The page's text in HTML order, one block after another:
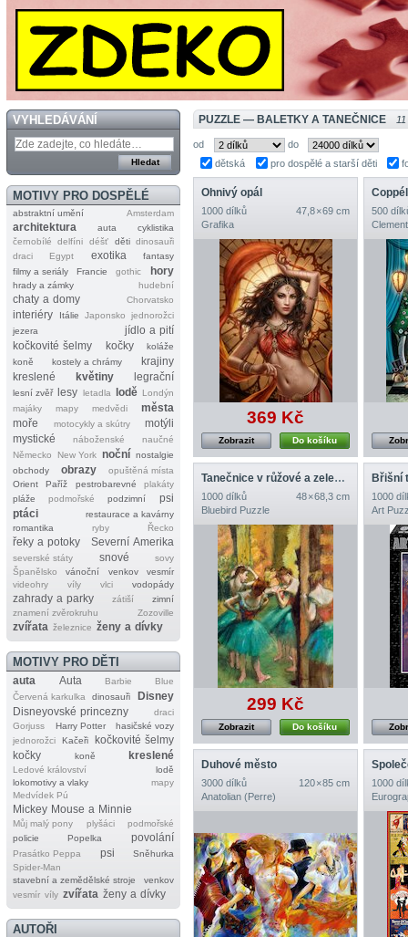
VYHLEDÁVÁNÍ
MOTIVY PRO DOSPĚLÉ
abstraktní umění Amsterdam
architektura auta
cyklistika
černobílé
delfíni déšť děti dinosauři
draci
Egypt exotika
fantasy
filmy a seriály
Francie gothic hory
hrady a zámky hudební
chaty a domy Chorvatsko
interiéry Itálie Japonsko
jednorožci
jezera
jídlo a pití
kočkovité šelmy
kočky
koláže
koně
kostely a chrámy
krajiny
kreslené
květiny legrační
lesní zvěř lesy letadla lodě Londýn
majáky
mapy medvědi
města
moře
motocykly a skútry
motýli
mystické
náboženské
naučné
Německo
New York noční nostalgie
obchody
obrazy
opuštěná místa
Orient
Paříž pestrobarevné
plakáty
pláže
podmořské podzimní
psi
ptáci
restaurace a kavárny
romantika
ryby Řecko
řeky a potoky Severní Amerika
severské státy snové
sovy
Španělsko
vánoční venkov
vesmír
videohry
víly vlci vodopády
zahrady a parky zátiší
zimní
znamení zvěrokruhu
Zozoville
zvířata železnice ženy a dívky
MOTIVY PRO DĚTI
auta Auta Barbie
Blue
Červená karkulka
dinosauři
Disney
Disneyovské princezny
draci
Gorjuss
Harry Potter
hasičské vozy
jednorožci
Kačeři
kočkovité šelmy
kočky
koně kreslené
Ledové království
lodě
lokomotivy a vlaky
mapy
Medvídek Pú
Mickey Mouse a Minnie
Můj malý pony plyšáci
podmořské
policie
Popelka povolání
Prasátko Peppa psi
Sněhurka
Spider‐Man
stavební a zemědělské stroje
venkov
vesmír víly zvířata ženy a dívky
AUTOŘI
PUZZLE — BALETKY A TANEČNICE
od
do
dětská
pro dospělé a starší děti
Ohnivý opál
1000 dílků
47,8 × 69 cm
Grafika
369 Kč
Do košíku
Zobrazit
500
Tanečnice v růžové a zelené, 1890
1000 dílků
48 × 68,3 cm
Bluebird Puzzle
299 Kč
Do košíku
Zobrazit
Břišní
1000
Art
Duhové město
3000 dílků
120 × 85 cm
Anatolian (Perre)
1000